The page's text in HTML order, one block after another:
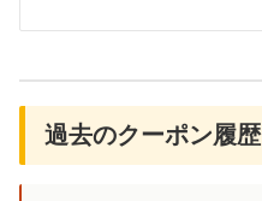
過去のクーポン履歴